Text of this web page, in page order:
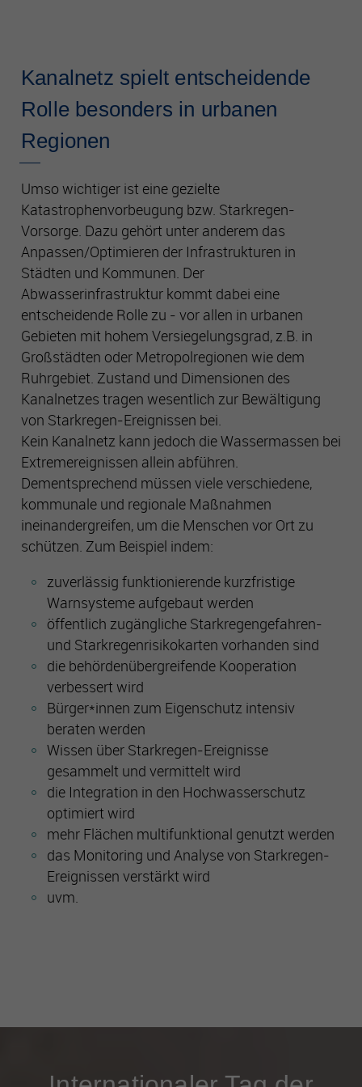
Kanalnetz spielt entscheidende
Rolle besonders in urbanen
Regionen
Umso wichtiger ist eine gezielte
Katastrophenvorbeugung bzw. Starkregen-
Vorsorge. Dazu gehört unter anderem das
Anpassen/Optimieren der Infrastrukturen in
Städten und Kommunen. Der
Abwasserinfrastruktur kommt dabei eine
entscheidende Rolle zu - vor allen in urbanen
Gebieten mit hohem Versiegelungsgrad, z.B. in
Großstädten oder Metropolregionen wie dem
Ruhrgebiet. Zustand und Dimensionen des
Kanalnetzes tragen wesentlich zur Bewältigung
von Starkregen-Ereignissen bei.
Kein Kanalnetz kann jedoch die Wassermassen bei
Extremereignissen allein abführen.
Dementsprechend müssen viele verschiedene,
kommunale und regionale Maßnahmen
ineinandergreifen, um die Menschen vor Ort zu
schützen. Zum Beispiel indem:
zuverlässig funktionierende kurzfristige
Warnsysteme aufgebaut werden
öffentlich zugängliche Starkregengefahren-
und Starkregenrisikokarten vorhanden sind
die behördenübergreifende Kooperation
verbessert wird
Bürger*innen zum Eigenschutz intensiv
beraten werden
Wissen über Starkregen-Ereignisse
gesammelt und vermittelt wird
die Integration in den Hochwasserschutz
optimiert wird
mehr Flächen multifunktional genutzt werden
das Monitoring und Analyse von Starkregen-
Ereignissen verstärkt wird
uvm.